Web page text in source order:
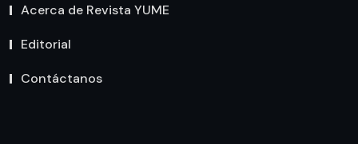
Acerca de Revista YUME
Editorial
Contáctanos